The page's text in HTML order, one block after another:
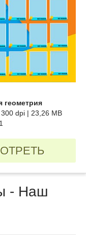
геометрия
dpi | 23,26 MB
- Наш